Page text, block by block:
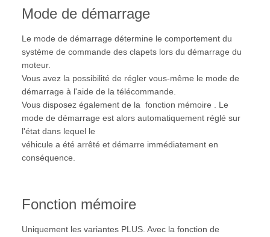
Mode de démarrage
Le mode de démarrage détermine le comportement du
système de commande des clapets lors du démarrage du
moteur.
Vous avez la possibilité de régler vous-même le mode de
démarrage à l'aide de la télécommande.
Vous disposez également de la fonction mémoire . Le
mode de démarrage est alors automatiquement réglé sur
l'état dans lequel le
véhicule a été arrêté et démarre immédiatement en
conséquence.
Fonction mémoire
Uniquement les variantes PLUS. Avec la fonction de